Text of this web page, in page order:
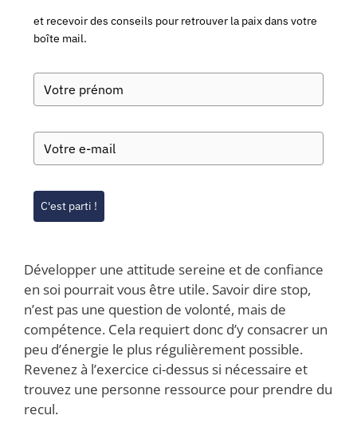
et recevoir des conseils pour retrouver la paix dans votre
boîte mail.
C'est parti !
Développer une attitude sereine et de confiance
en soi pourrait vous être utile. Savoir dire stop,
n’est pas une question de volonté, mais de
compétence. Cela requiert donc d’y consacrer un
peu d’énergie le plus régulièrement possible.
Revenez à l’exercice ci-dessus si nécessaire et
trouvez une personne ressource pour prendre du
recul.